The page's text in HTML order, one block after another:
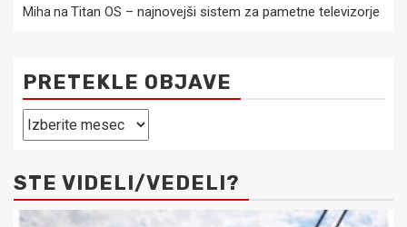
Miha na Titan OS – najnovejši sistem za pametne televizorje
PRETEKLE OBJAVE
Pretekle
objave
STE VIDELI/VEDELI?